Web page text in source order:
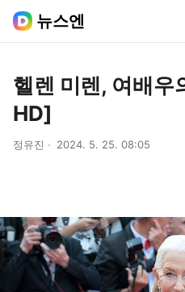
뉴스엔
헬렌 미렌, 여배우
HD]
정유진 2024. 5. 25. 08:05